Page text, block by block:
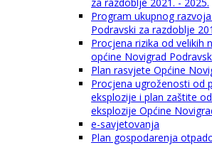
Program ukupnog
Podravski za razdoblje
Procjena rizika od velikih
općine Novigrad
Plan rasvjete Općine
Procjena ugroženosti od
eksplozije i plan zaštite
eksplozije Općine
e-savjetovanja
Plan gospodarenja